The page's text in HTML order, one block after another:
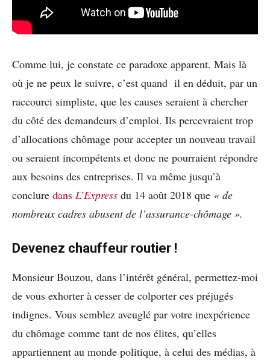
Comme lui, je constate ce paradoxe apparent. Mais là
où je ne peux le suivre, c’est quand il en déduit, par un
raccourci simpliste, que les causes seraient à chercher
du côté des demandeurs d’emploi. Ils percevraient trop
d’allocations chômage pour accepter un nouveau travail
ou seraient incompétents et donc ne pourraient répondre
aux besoins des entreprises. Il va même jusqu’à
conclure dans L’Express du 14 août 2018 que « de
nombreux cadres abusent de l’assurance-chômage ».
Devenez chauffeur routier !
Monsieur Bouzou, dans l’intérêt général, permettez-moi
de vous exhorter à cesser de colporter ces préjugés
indignes. Vous semblez aveuglé par votre inexpérience
du chômage comme tant de nos élites, qu’elles
appartiennent au monde politique, à celui des médias, à